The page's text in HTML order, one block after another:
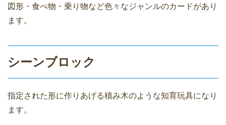
図形・食べ物・乗り物など色々なジャンルのカードがあり
ます。
シーンブロック
指定された形に作りあげる積み木のような知育玩具になり
ます。